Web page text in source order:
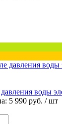
воды
5 990 руб. / шт